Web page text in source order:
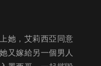
她，艾莉西亞同意
又嫁給另一個男人